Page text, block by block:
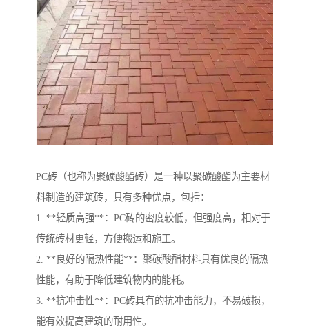
PC砖（也称为聚碳酸酯砖）是一种以聚碳酸酯为主要材
料制造的建筑砖，具有多种优点，包括：
1. **轻质高强**：PC砖的密度较低，但强度高，相对于
传统砖材更轻，方便搬运和施工。
2. **良好的隔热性能**：聚碳酸酯材料具有优良的隔热
性能，有助于降低建筑物内的能耗。
3. **抗冲击性**：PC砖具有的抗冲击能力，不易破损，
能有效提高建筑的耐用性。